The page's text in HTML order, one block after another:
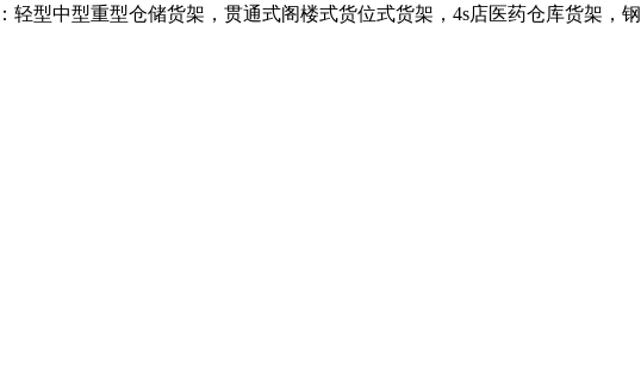
轻型中型重型仓储货架，贯通式阁楼式货位式货架，4s店医药仓库货架，